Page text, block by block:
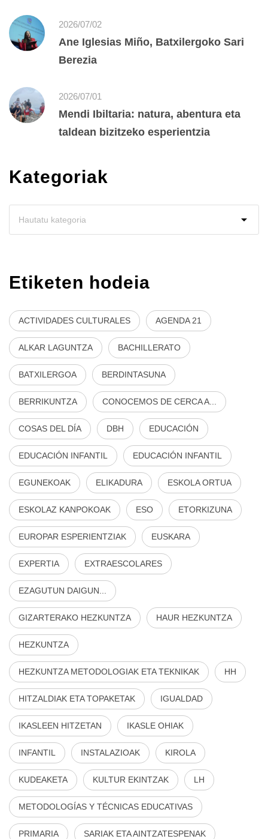
2026/07/02
Ane Iglesias Miño, Batxilergoko Sari
Berezia
2026/07/01
Mendi Ibiltaria: natura, abentura eta
taldean bizitzeko esperientzia
Kategoriak
Etiketen hodeia
ACTIVIDADES CULTURALES AGENDA 21
ALKAR LAGUNTZA BACHILLERATO
BATXILERGOA BERDINTASUNA
BERRIKUNTZA CONOCEMOS DE CERCA A...
COSAS DEL DÍA DBH EDUCACIÓN
EDUCACIÓN INFANTIL EDUCACIÓN INFANTIL
EGUNEKOAK ELIKADURA ESKOLA ORTUA
ESKOLAZ KANPOKOAK ESO ETORKIZUNA
EUROPAR ESPERIENTZIAK EUSKARA
EXPERTIA EXTRAESCOLARES
EZAGUTUN DAIGUN...
GIZARTERAKO HEZKUNTZA HAUR HEZKUNTZA
HEZKUNTZA
HEZKUNTZA METODOLOGIAK ETA TEKNIKAK HH
HITZALDIAK ETA TOPAKETAK IGUALDAD
IKASLEEN HITZETAN IKASLE OHIAK
INFANTIL INSTALAZIOAK KIROLA
KUDEAKETA KULTUR EKINTZAK LH
METODOLOGÍAS Y TÉCNICAS EDUCATIVAS
PRIMARIA SARIAK ETA AINTZATESPENAK